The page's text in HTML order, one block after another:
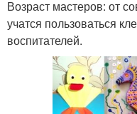
Возраст мастеров: от
учатся пользоваться
воспитателей.